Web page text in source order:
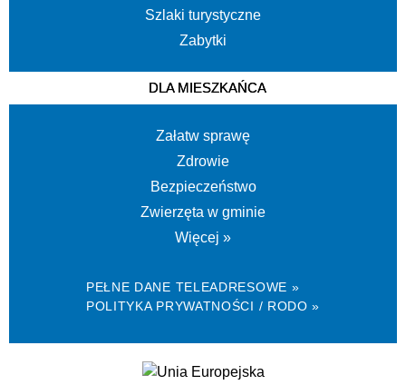
Szlaki turystyczne
Zabytki
DLA MIESZKAŃCA
Załatw sprawę
Zdrowie
Bezpieczeństwo
Zwierzęta w gminie
Więcej »
PEŁNE DANE TELEADRESOWE »
POLITYKA PRYWATNOŚCI / RODO »